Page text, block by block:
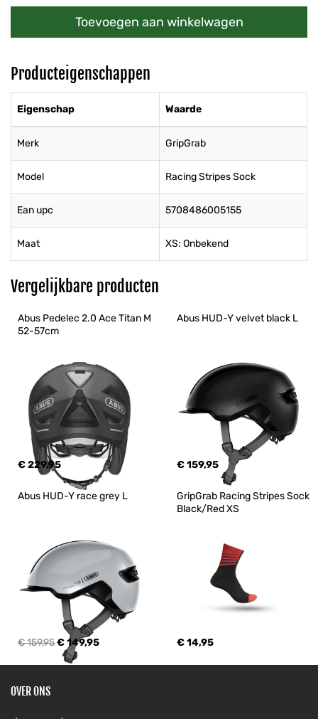
Toevoegen aan winkelwagen
Producteigenschappen
Eigenschap Waarde
Merk GripGrab
Model Racing Stripes Sock
Ean upc 5708486005155
Maat XS: Onbekend
Vergelijkbare producten
Abus Pedelec 2.0 Ace Titan M
52-57cm
€ 229,95
Abus HUD-Y velvet black L
€ 159,95
Abus HUD-Y race grey L
€ 159,95€ 149,95
GripGrab Racing Stripes Sock
Black/Red XS
€ 14,95
OVER ONS